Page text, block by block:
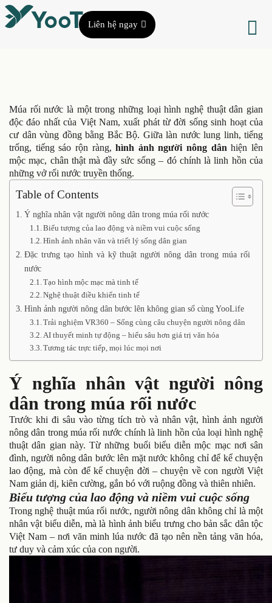
Liên hệ ngay
Múa rối nước là một trong những loại hình nghệ thuật dân gian
độc đáo nhất của Việt Nam, xuất phát từ đời sống sinh hoạt của
cư dân vùng đồng bằng Bắc Bộ. Giữa làn nước lung linh, tiếng
trống, tiếng sáo rộn ràng,hình ảnh người nông dân hiện lên
mộc mạc, chân thật mà đầy sức sống – đó chính là linh hồn của
những vở rối nước truyền thống.
Table of Contents
Ý nghĩa nhân vật người nông dân trong múa rối nước
Biểu tượng của lao động và niềm vui cuộc sống
Hình ảnh nhân văn và triết lý sống dân gian
Đặc trưng tạo hình và kỹ thuật người nông dân trong múa rối
nước
Tạo hình mộc mạc mà tinh tế
Nghệ thuật điều khiển tinh tế
Hình ảnh người nông dân bước lên không gian số cùng YooLife
Trải nghiệm VR360 – Sống cùng câu chuyện người nông dân
AI thuyết minh tự động – hiểu sâu hơn giá trị văn hóa
Tương tác trực tiếp, mọi lúc mọi nơi
Ý nghĩa nhân vật người nông
dân trong múa rối nước
Trước khi đi sâu vào từng tích trò và nhân vật, hình ảnh người
nông dân trong múa rối nước chính là linh hồn của loại hình nghệ
thuật dân gian này. Từ những buổi biểu diễn mộc mạc nơi sân
đình, người nông dân bước lên mặt nước không chỉ để kể chuyện
lao động, mà còn để kể chuyện đời – chuyện về con người Việt
Nam giản dị, kiên cường, gắn bó với ruộng đồng và thiên nhiên.
Biểu tượng của lao động và niềm vui cuộc sống
Trong nghệ thuật múa rối nước, người nông dân không chỉ là một
nhân vật biểu diễn, mà là hình ảnh biểu trưng cho bản sắc dân tộc
Việt Nam – nơi văn minh lúa nước đã tạo nên nền tảng văn hóa,
tư duy và cảm xúc của con người.